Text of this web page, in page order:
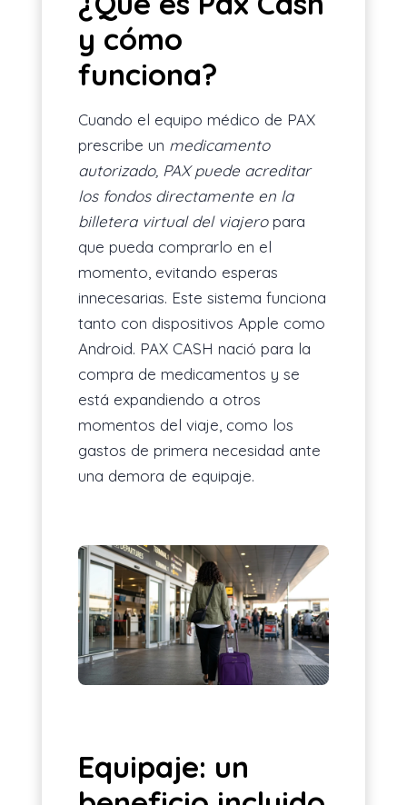
y cómo
funciona?
Cuando el equipo médico de PAX
prescribe un medicamento
autorizado, PAX puede acreditar
los fondos directamente en la
billetera virtual del viajeropara
que pueda comprarlo en el
momento, evitando esperas
innecesarias. Este sistema funciona
tanto con dispositivos Apple como
Android. PAX CASH nació para la
compra de medicamentos y se
está expandiendo a otros
momentos del viaje, como los
gastos de primera necesidad ante
una demora de equipaje.
Equipaje: un